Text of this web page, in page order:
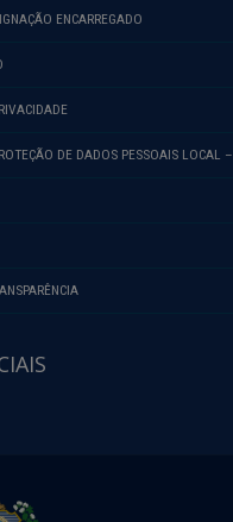
ENCARREGADO
DE DADOS PESSOAIS LOCAL